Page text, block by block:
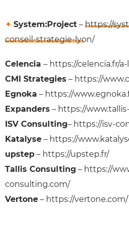
✦ System:Project – https://
conseil-strategie-lyon/
Celencia – https://celencia.fr/
CMI Strategies – https://
Egnoka – https://
Expanders – https://
ISV Consulting– https://isv-
Katalyse – https://
upstep – https://upstep.fr/
Tallis Consulting – https://
consulting.com/
Vertone – https://vertone.com/